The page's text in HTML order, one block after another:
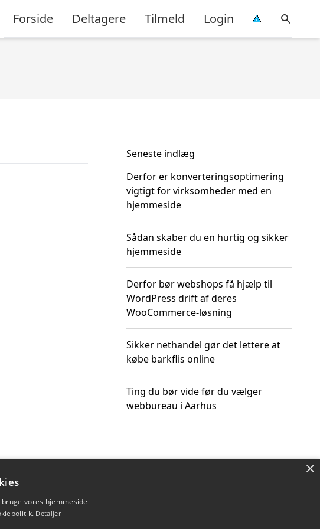
Forside Deltagere Tilmeld Login
Seneste indlæg
Derfor er konverteringsoptimering
vigtigt for virksomheder med en
hjemmeside
Sådan skaber du en hurtig og sikker
hjemmeside
Derfor bør webshops få hjælp til
WordPress drift af deres
WooCommerce-løsning
Sikker nethandel gør det lettere at
købe barkflis online
Ting du bør vide før du vælger
webbureau i Aarhus
×
vores hjemmeside
Detaljer